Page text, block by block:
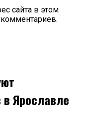
сайта в этом
в Ярославле